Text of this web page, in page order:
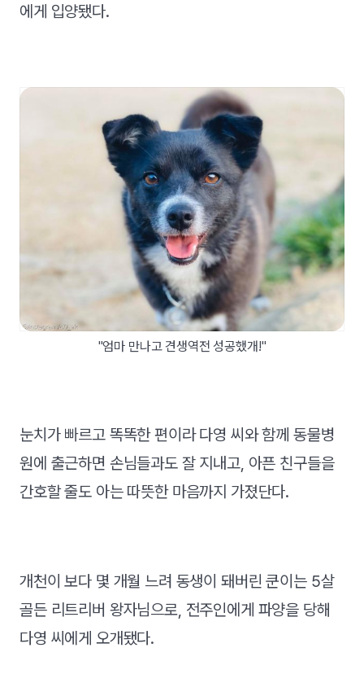
에게 입양됐다.
"엄마 만나고 견생역전 성공했개!"
눈치가 빠르고 똑똑한 편이라 다영 씨와 함께 동물병
원에 출근하면 손님들과도 잘 지내고, 아픈 친구들을
간호할 줄도 아는 따뜻한 마음까지 가졌단다.
개천이 보다 몇 개월 느려 동생이 돼버린 쿤이는 5살
골든 리트리버 왕자님으로, 전주인에게 파양을 당해
다영 씨에게 오개됐다.